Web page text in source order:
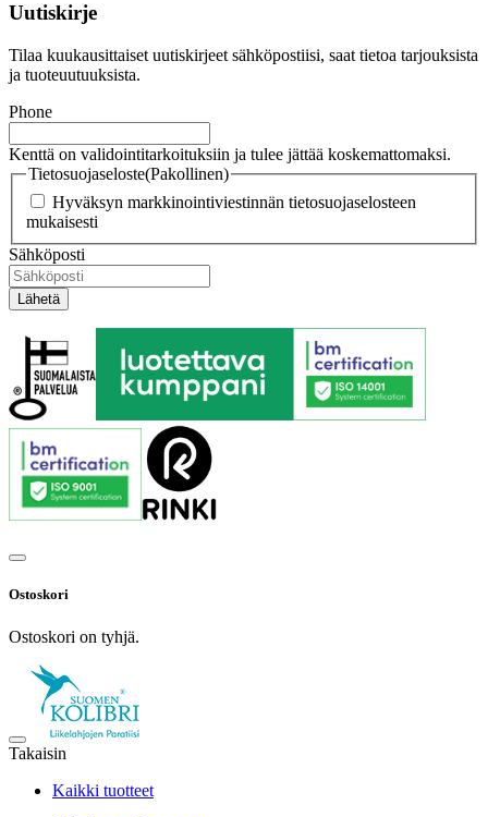
Uutiskirje
Tilaa kuukausittaiset uutiskirjeet sähköpostiisi, saat tietoa tarjouksista
ja tuoteuutuuksista.
Phone
Kenttä on validointitarkoituksiin ja tulee jättää koskemattomaksi.
Tietosuojaseloste(Pakollinen)
Hyväksyn markkinointiviestinnän tietosuojaselosteen
mukaisesti
Sähköposti
Ostoskori
Ostoskori on tyhjä.
Takaisin
Kaikki tuotteet